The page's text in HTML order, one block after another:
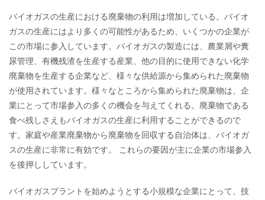
バイオガスの生産における廃棄物の利用は増加している。バイオ
ガスの生産にはより多くの可能性があるため、いくつかの企業が
この市場に参入しています。バイオガスの製造には、農業屑や糞
尿管理、有機残渣を生産する産業、他の目的に使用できない化学
廃棄物を生産する企業など、様々な供給源から集められた廃棄物
が使用されています。様々なところから集められた廃棄物は、企
業にとって市場参入の多くの機会を与えてくれる。廃棄物である
食べ残しさえもバイオガスの生産に利用することができるので
す。家庭や産業廃棄物から廃棄物を回収する自治体は、バイオガ
スの生産に非常に有効です。 これらの要因が主に企業の市場参入
を後押ししています。
バイオガスプラントを始めようとする小規模な企業にとって、技